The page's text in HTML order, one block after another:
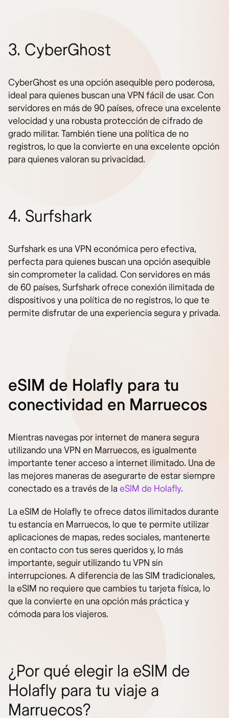
3. CyberGhost
CyberGhost es una opción asequible pero poderosa,
ideal para quienes buscan una VPN fácil de usar. Con
servidores en más de 90 países, ofrece una excelente
velocidad y una robusta protección de cifrado de
grado militar. También tiene una política de no
registros, lo que la convierte en una excelente opción
para quienes valoran su privacidad.
4. Surfshark
Surfshark es una VPN económica pero efectiva,
perfecta para quienes buscan una opción asequible
sin comprometer la calidad. Con servidores en más
de 60 países, Surfshark ofrece conexión ilimitada de
dispositivos y una política de no registros, lo que te
permite disfrutar de una experiencia segura y privada.
eSIM de Holafly para tu
conectividad en Marruecos
Mientras navegas por internet de manera segura
utilizando una VPN en Marruecos, es igualmente
importante tener acceso a internet ilimitado. Una de
las mejores maneras de asegurarte de estar siempre
conectado es a través de la eSIM de Holafly.
La eSIM de Holafly te ofrece datos ilimitados durante
tu estancia en Marruecos, lo que te permite utilizar
aplicaciones de mapas, redes sociales, mantenerte
en contacto con tus seres queridos y, lo más
importante, seguir utilizando tu VPN sin
interrupciones. A diferencia de las SIM tradicionales,
la eSIM no requiere que cambies tu tarjeta física, lo
que la convierte en una opción más práctica y
cómoda para los viajeros.
¿Por qué elegir la eSIM de
Holafly para tu viaje a
Marruecos?